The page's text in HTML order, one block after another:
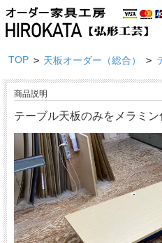
TOP > 天板オーダー（総合） >
商品説明
テーブル天板のみをメラミ